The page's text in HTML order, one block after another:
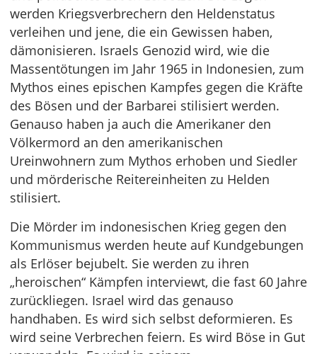
werden Kriegsverbrechern den Heldenstatus
verleihen und jene, die ein Gewissen haben,
dämonisieren. Israels Genozid wird, wie die
Massentötungen im Jahr 1965 in Indonesien, zum
Mythos eines epischen Kampfes gegen die Kräfte
des Bösen und der Barbarei stilisiert werden.
Genauso haben ja auch die Amerikaner den
Völkermord an den amerikanischen
Ureinwohnern zum Mythos erhoben und Siedler
und mörderische Reitereinheiten zu Helden
stilisiert.
Die Mörder im indonesischen Krieg gegen den
Kommunismus werden heute auf Kundgebungen
als Erlöser bejubelt. Sie werden zu ihren
„heroischen“ Kämpfen interviewt, die fast 60 Jahre
zurückliegen. Israel wird das genauso
handhaben. Es wird sich selbst deformieren. Es
wird seine Verbrechen feiern. Es wird Böse in Gut